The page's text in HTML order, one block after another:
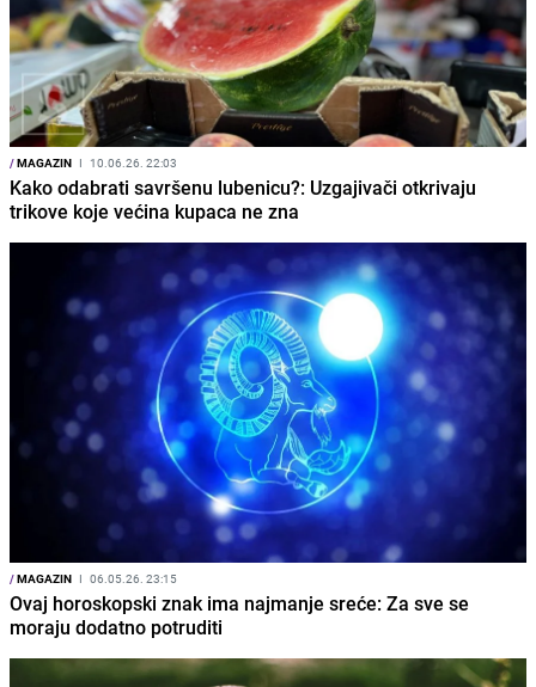
/MAGAZIN I 10.06.26. 22:03
Kako odabrati savršenu lubenicu?: Uzgajivači otkrivaju
trikove koje većina kupaca ne zna
/MAGAZIN I 06.05.26. 23:15
Ovaj horoskopski znak ima najmanje sreće: Za sve se
moraju dodatno potruditi